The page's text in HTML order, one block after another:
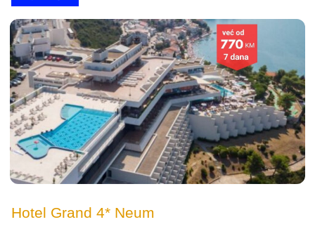
Hotel Grand 4* Neum